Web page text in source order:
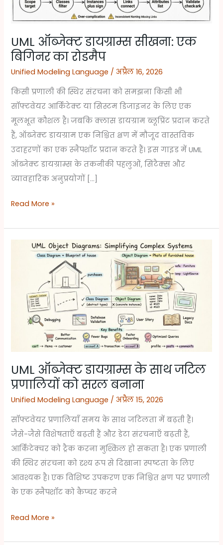
UML ऑब्जेक्ट डायग्राम्स सीखना: एक
बिगिनर का रोडमैप
Unified Modeling Language /अप्रैल 16, 2026
किसी प्रणाली की स्थिर संरचना को समझना किसी भी
सॉफ्टवेयर आर्किटेक्ट या सिस्टम डिजाइनर के लिए एक
मूलभूत कौशल है। जबकि क्लास डायग्राम ब्लूप्रिंट प्रदान करते
हैं, ऑब्जेक्ट डायग्राम एक निश्चित क्षण में मौजूद वास्तविक
उदाहरणों का एक स्नैपशॉट प्रदान करते हैं। इस गाइड में UML
ऑब्जेक्ट डायग्राम्स के तकनीकी पहलुओं, सिंटैक्स और
व्यावहारिक अनुप्रयोगों […]
का
रोडमैप
Read More »
UML ऑब्जेक्ट डायग्राम्स के साथ जटिल
प्रणालियों को सरल बनाना
Unified Modeling Language /अप्रैल 15, 2026
सॉफ्टवेयर प्रणालियाँ समय के साथ जटिलता में बढ़ती हैं।
जैसे-जैसे विशेषताएँ बढ़ती हैं और डेटा संरचनाएँ बढ़ती हैं,
आर्किटेक्चर को ट्रैक करना मुश्किल हो सकता है। एक प्रणाली
की स्थिर संरचना को दृश्य रूप से दिखाना स्पष्टता के लिए
आवश्यक है। एक विशिष्ट उपकरण एक निश्चित क्षण पर प्रणाली
के एक स्नैपशॉट को कैप्चर करने
ऑब्जेक्ट
जटिल
बनाना
Read More »